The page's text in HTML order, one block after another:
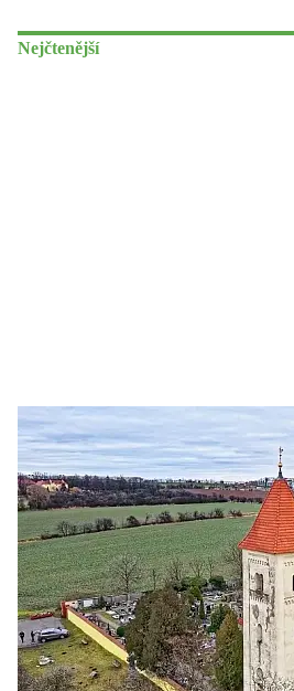
Nejčtenější
Zastanem se 03.
Politika • Volební seriál #02: Nová
městě
Jakými nástroji navrhujete
13 do procesů developerské
Třebonice a Chaby, kterou
Metropolitn...